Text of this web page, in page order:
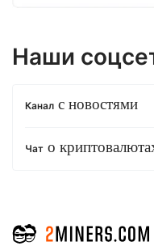
Наши
Канал с новостями
Чат о